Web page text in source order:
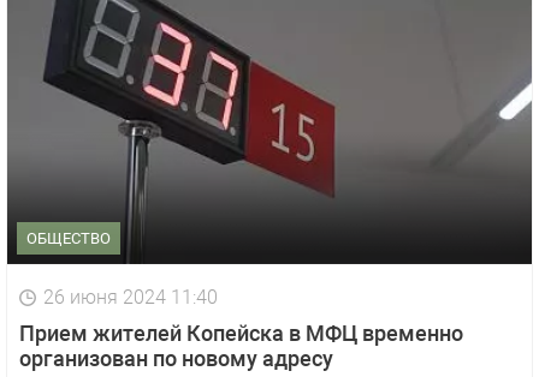
ОБЩЕСТВО
26 июня 2024 11:40
Прием жителей Копейска в МФЦ временно
организован по новому адресу